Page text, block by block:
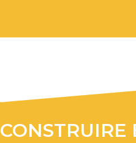
CONSTRUIRE